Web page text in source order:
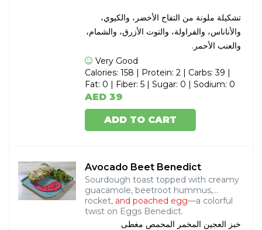
تشكيلة ملونة من التفاح الأخضر، والكيوي،
والأناناس، والفراولة، والتوت الأزرق، والشمام،
والعنب الأحمر.
Very Good
Calories: 158 | Protein: 2 | Carbs: 39 |
Fat: 0 | Fiber: 5 | Sugar: 0 | Sodium: 0
AED 39
ADD TO CART
Avocado Beet Benedict
Sourdough toast topped with creamy
guacamole, beetroot hummus,
rocket, and poached egg—a colorful
twist on Eggs Benedict.
خبز العجين المخمر المحمص مغطى